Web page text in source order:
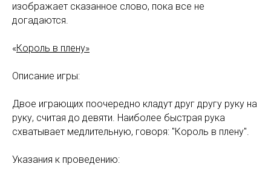
изображает сказанное слово, пока все не
догадаются.
«Король в плену»
Описание игры:
Двое играющих поочередно кладут друг другу руку на
руку, считая до девяти. Наиболее быстрая рука
схватывает медлительную, говоря: "Король в плену".
Указания к проведению: